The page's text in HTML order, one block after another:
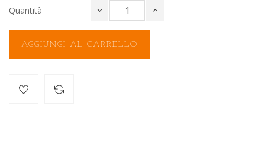
Quantità
AGGIUNGI AL CARRELLO